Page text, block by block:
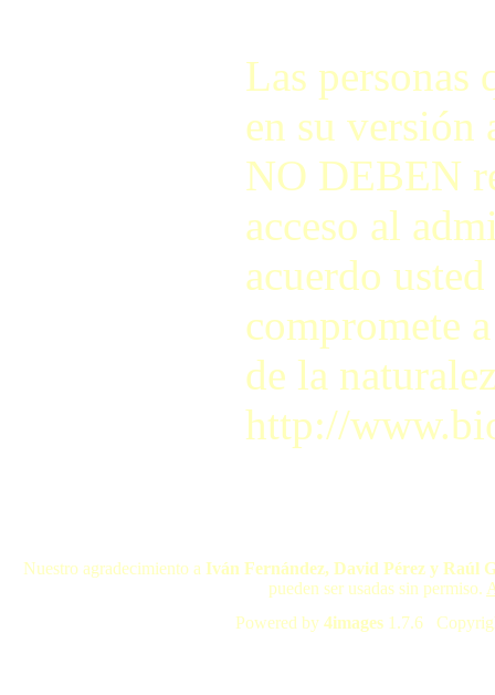
Las personas
en su versión
NO DEBEN
acceso al
acuerdo
compromete
de la
http://
Nuestro agradecimiento a Iván Fernández, David Pérez y Raúl
pueden ser usadas sin permiso.
Powered by 4images 1.7.6